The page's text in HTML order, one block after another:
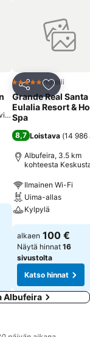
myös
koko päivän.
jossa on
aterioilla. Aika ei
on
ja
edellä esittelyistä
)
Jaa Lisää
5 Tähtiluokitus
Hotelli
Grande Real Santa
Eulalia Resort &
Spa
8,7 Loistava (14 986
Albufeira, 3.5 km
kohteesta
Ilmainen Wi-Fi
Uima-allas
Kylpylä
alkaen 100 €
Näytä hinnat 16
sivustolta
Katso hinnat
Albufeira